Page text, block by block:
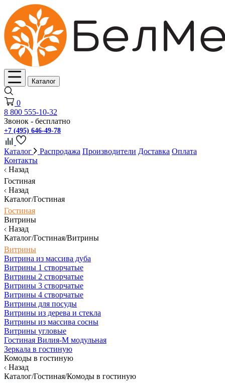
Каталог
0
8 800 555-10-32
Звонок - бесплатно
+7 (495) 646-49-78
Каталог Распродажа Производители Доставка Оплата
Контакты
Назад
Гостиная
Назад
Каталог/Гостиная
Гостиная
Витрины
Назад
Каталог/Гостиная/Витрины
Витрины
Витрина из массива дуба
Витрины 1 створчатые
Витрины 2 створчатые
Витрины 3 створчатые
Витрины 4 створчатые
Витрины для посуды
Витрины из дерева и стекла
Витрины из массива сосны
Витрины угловые
Гостиная Вилия-М модульная
Зеркала в гостиную
Комоды в гостиную
Назад
Каталог/Гостиная/Комоды в гостиную